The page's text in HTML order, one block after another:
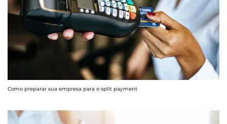
Como preparar sua empresa para o split payment